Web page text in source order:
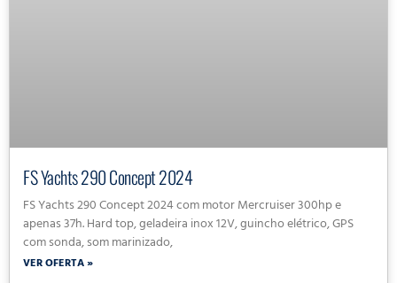
FS Yachts 290 Concept 2024
FS Yachts 290 Concept 2024 com motor Mercruiser 300hp e
apenas 37h. Hard top, geladeira inox 12V, guincho elétrico, GPS
com sonda, som marinizado,
VER OFERTA »